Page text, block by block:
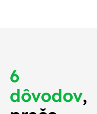
6
dôvodov,